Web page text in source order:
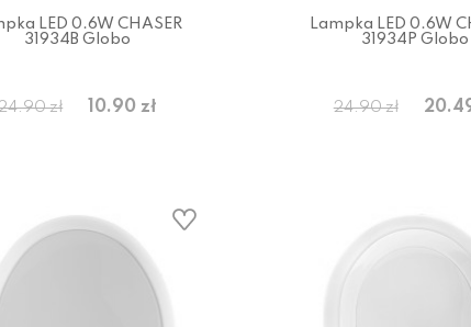
LED 0.6W CHASER
31934B Globo
zł 10.90 zł
Lampka LED 0.6W
31934P Globo
24.90 zł